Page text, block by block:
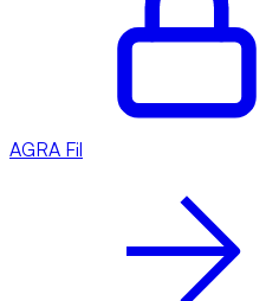
AGRA Fil